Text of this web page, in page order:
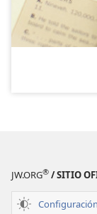
JW.ORG® / SITIO